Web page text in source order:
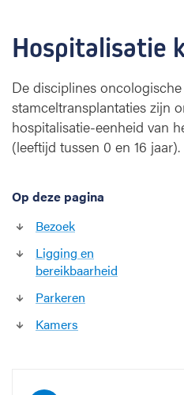
s
p
t
a
l
i
i
n
Hospitalisatie
De disciplines
stamceltransplantaties zijn
hospitalisatie-eenheid van
(leeftijd tussen 0 en 16 jaar).
Op deze pagina
Bezoek
Ligging en
bereikbaarheid
Parkeren
Kamers